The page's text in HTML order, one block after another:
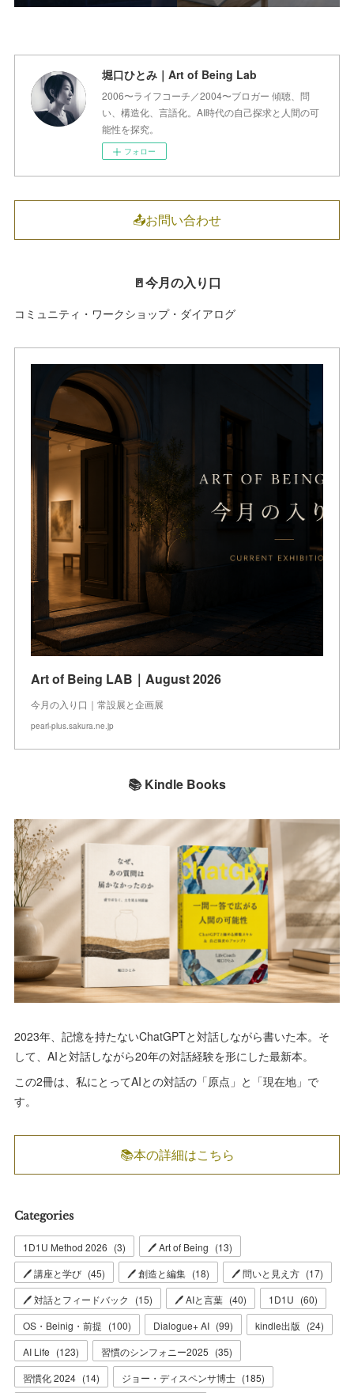
堀口ひとみ｜Art of Being Lab
2006〜ライフコーチ／2004〜ブロガー 傾聴、問
い、構造化、言語化。AI時代の自己探求と人間の可
能性を探究。
フォロー
📤お問い合わせ
🚪今月の入り口
コミュニティ・ワークショップ・ダイアログ
Art of Being LAB｜August 2026
今月の入り口｜常設展と企画展
pearl-plus.sakura.ne.jp
📚 Kindle Books
2023年、記憶を持たないChatGPTと対話しながら書いた本。そ
して、AIと対話しながら20年の対話経験を形にした最新本。
この2冊は、私にとってAIとの対話の「原点」と「現在地」で
す。
📚本の詳細はこちら
Categories
1D1U Method 2026 (3) 🖊 Art of Being (13)
🖊 講座と学び (45) 🖊 創造と編集 (18) 🖊 問いと見え方 (17)
🖊 対話とフィードバック
(15) 🖊 AIと言葉 (40) 1D1U (60)
OS・Beinig・前提 (100) Dialogue+ AI (99) kindle出版 (24)
AI Life (123) 習慣のシンフォニー2025 (35)
習慣化 2024 (14) ジョー・ディスペンサ博士 (185)